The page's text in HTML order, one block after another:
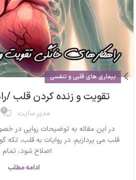
بیماری های قلبی و تنفسی
تقویت و زنده کردن قلب /
مدیر سایت 8
در این مقاله به توضیحات روایی در
قلب می پردازیم. در روایات به قلب، تکه
اصلاح شود، تمام
ادامه مطلب